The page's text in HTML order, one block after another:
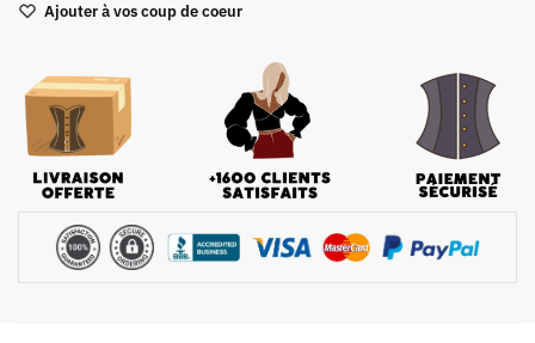
Femme
Ajouter à vos coup de coeur